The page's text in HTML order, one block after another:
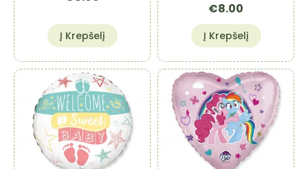
Į Krepšelį
€8.00
Į Krepšelį